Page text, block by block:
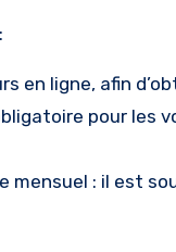
en ligne, afin
pour les
mensuel : il est